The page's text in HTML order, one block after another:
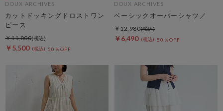
DOUX ARCHIVES
カットドッキングドロストワン
ピース
￥5,500 50％OFF
￥11,000
DOUX ARCHIVES
ベーシックオーバーシャツ／
￥6,490 50％OFF
￥12,980